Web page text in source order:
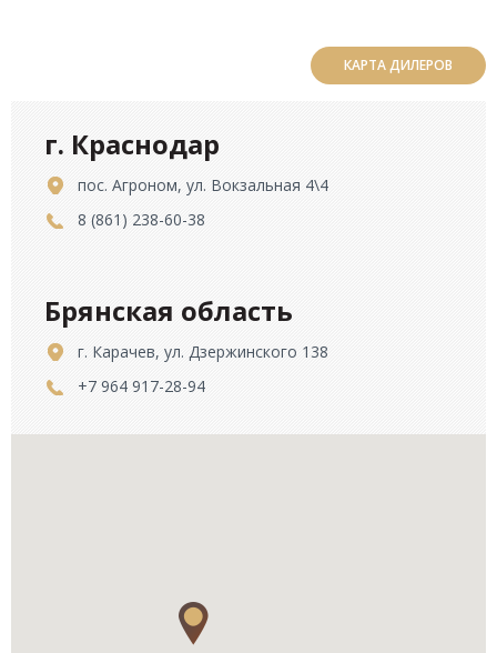
КАРТА ДИЛЕРОВ
г. Краснодар
пос. Агроном, ул. Вокзальная 4\4
8 (861) 238-60-38
Брянская область
г. Карачев, ул. Дзержинского 138
+7 964 917-28-94